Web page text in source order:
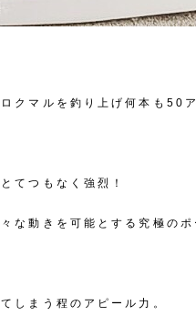
クマルを釣り上げ何本も50
てつもなく強烈！
な動きを可能とする究極のポ
しまう程のアピール力。